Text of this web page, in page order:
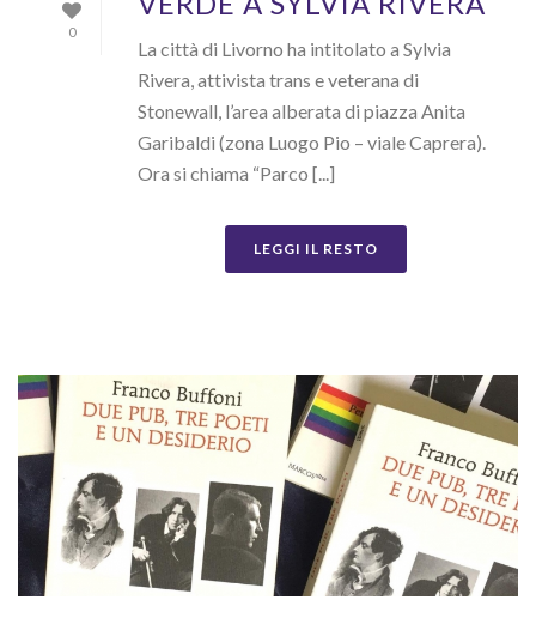
0
La città di Livorno ha intitolato a Sylvia
Rivera, attivista trans e veterana di
Stonewall, l’area alberata di piazza Anita
Garibaldi (zona Luogo Pio – viale Caprera).
Ora si chiama “Parco [...]
LEGGI IL RESTO